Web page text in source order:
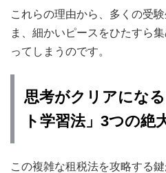
これらの理由から、多くの受
ま、細かいピースをひたすら
ってしまうのです。
思考がクリアにな
ト学習法」3つの絶
この複雑な租税法を攻略する